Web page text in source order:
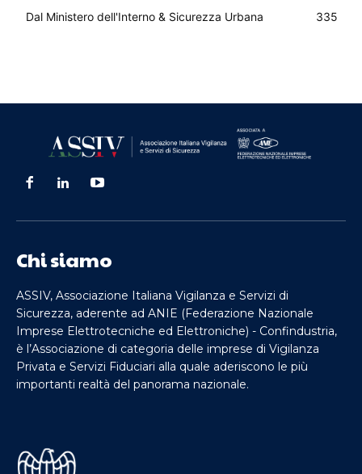
Dal Ministero dell'Interno & Sicurezza Urbana
335
Chi siamo
ASSIV, Associazione Italiana Vigilanza e Servizi di
Sicurezza, aderente ad ANIE (Federazione Nazionale
Imprese Elettrotecniche ed Elettroniche) - Confindustria,
è l’Associazione di categoria delle imprese di Vigilanza
Privata e Servizi Fiduciari alla quale aderiscono le più
importanti realtà del panorama nazionale.